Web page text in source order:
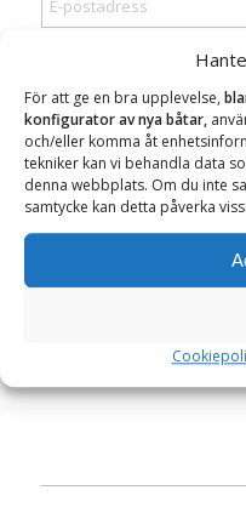
För att ge en bra upplevelse,
konfigurator av nya båtar,
och/eller komma åt
tekniker kan vi behandla data
denna webbplats. Om du inte
samtycke kan detta påverka